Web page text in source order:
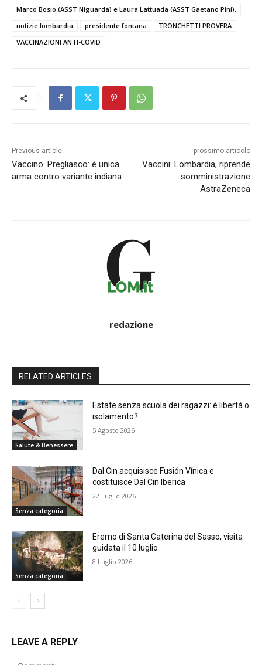
Marco Bosio (ASST Niguarda) e Laura Lattuada (ASST Gaetano Pini).
notizie lombardia
presidente fontana
TRONCHETTI PROVERA
VACCINAZIONI ANTI-COVID
Previous article
Vaccino. Pregliasco: è unica
arma contro variante indiana
prossimo articolo
Vaccini: Lombardia, riprende
somministrazione
AstraZeneca
redazione
RELATED ARTICLES
Salute & Benessere
Estate senza scuola dei ragazzi: è libertà o
isolamento?
5 Agosto 2026
Senza categoria
Dal Cin acquisisce Fusión Vínica e
costituisce Dal Cin Iberica
22 Luglio 2026
Senza categoria
Eremo di Santa Caterina del Sasso, visita
guidata il 10 luglio
8 Luglio 2026
LEAVE A REPLY